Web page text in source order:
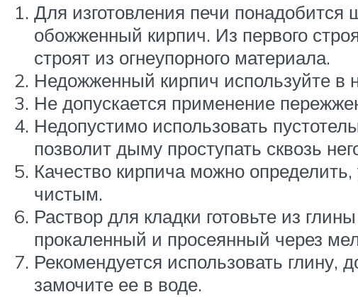
Для изготовления печи
обожженный кирпич. Из первого
строят из огнеупорного материала.
Недожженный кирпич используйте в
Не допускается применение
Недопустимо использовать
позволит дыму проступать сквозь
Качество кирпича можно
чистым.
Раствор для кладки готовьте из
прокаленный и просеянный через
Рекомендуется использовать
замочите ее в воде.